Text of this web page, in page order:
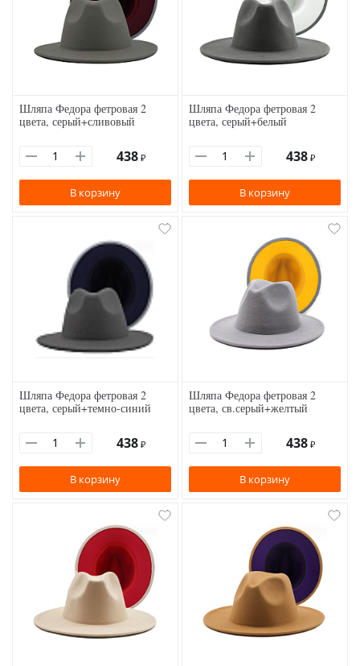
Шляпа Федора фетровая 2
цвета, серый+сливовый
438 ₽
В корзину
Шляпа Федора фетровая 2
цвета, серый+белый
438 ₽
В корзину
Шляпа Федора фетровая 2
цвета, серый+темно-синий
438 ₽
В корзину
Шляпа Федора фетровая 2
цвета, св.серый+желтый
438 ₽
В корзину